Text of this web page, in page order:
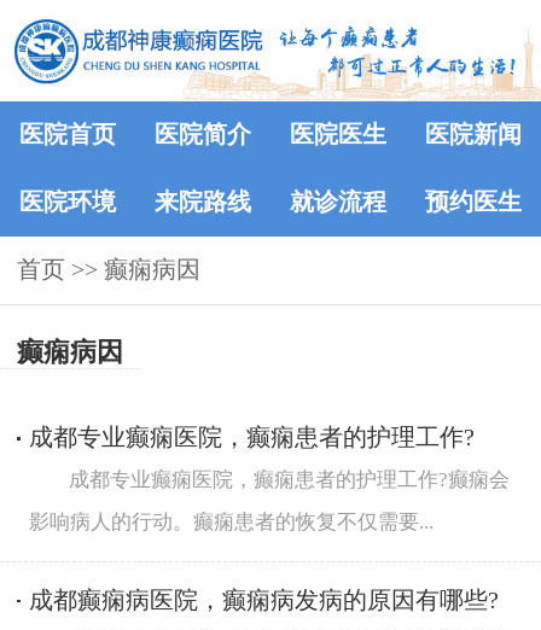
医院首页 医院简介 医院医生 医院新闻
医院环境 来院路线 就诊流程 预约医生
首页 >> 癫痫病因
癫痫病因
成都专业癫痫医院，癫痫患者的护理工作?
成都专业癫痫医院，癫痫患者的护理工作?癫痫会
影响病人的行动。癫痫患者的恢复不仅需要...
成都癫痫病医院，癫痫病发病的原因有哪些?